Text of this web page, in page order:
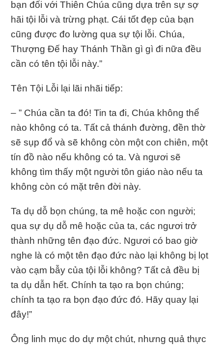
bạn đối với Thiên Chúa cũng dựa trên sự sợ
hãi tội lỗi và trừng phạt. Cái tốt đẹp của bạn
cũng được đo lường qua sự tội lỗi. Chúa,
Thượng Đế hay Thánh Thần gì gì đi nữa đều
cần có tên tội lỗi này.”
Tên Tội Lỗi lại lãi nhãi tiếp:
– ” Chúa cần ta đó! Tin ta đi, Chúa không thể
nào không có ta. Tất cả thánh đường, đền thờ
sẽ sụp đổ và sẽ không còn một con chiên, một
tín đồ nào nếu không có ta. Và ngươi sẽ
không tìm thấy một người tôn giáo nào nếu ta
không còn có mặt trên đời này.
Ta dụ dỗ bọn chúng, ta mê hoặc con người;
qua sự dụ dỗ mê hoặc của ta, các ngươi trở
thành những tên đạo đức. Ngươi có bao giờ
nghe là có một tên đạo đức nào lại không bị lọt
vào cạm bẫy của tội lỗi không? Tất cả đều bị
ta dụ dẫn hết. Chính ta tạo ra bọn chúng;
chính ta tạo ra bọn đạo đức đó. Hãy quay lại
đây!”
Ông linh mục do dự một chút, nhưng quả thực